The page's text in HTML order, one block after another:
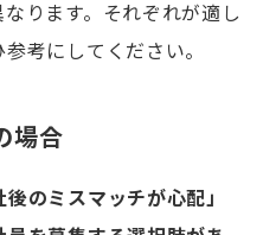
ります。それぞれが適し
考にしてください。
場合
のミスマッチが心配」